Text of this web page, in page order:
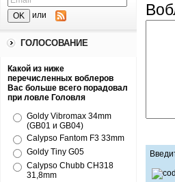
или
ГОЛОСОВАНИЕ
Какой из ниже
перечисленных воблеров
Вас больше всего порадовал
при ловле Головля
Goldy Vibromax 34mm
(GB01 и GB04)
Calypso Fantom F3 33mm
Goldy Tiny G05
Calypso Chubb CH318
31,8mm